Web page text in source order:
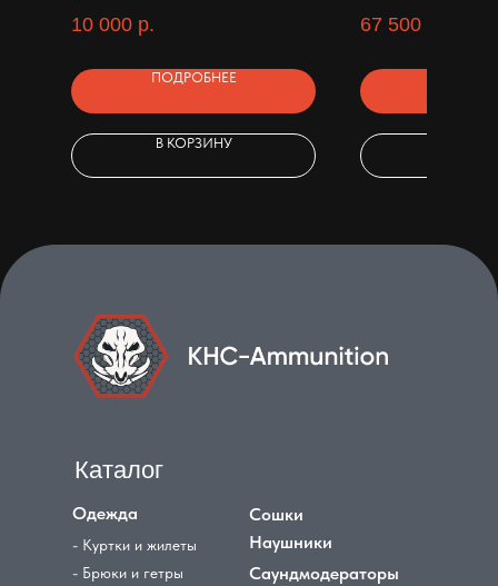
10 000 р.
ПОДРОБНЕЕ
В КОРЗИНУ
67 500
Каталог
Одежда
- Куртки и жилеты
- Брюки и гетры
Сошки
Наушники
Саундмодераторы